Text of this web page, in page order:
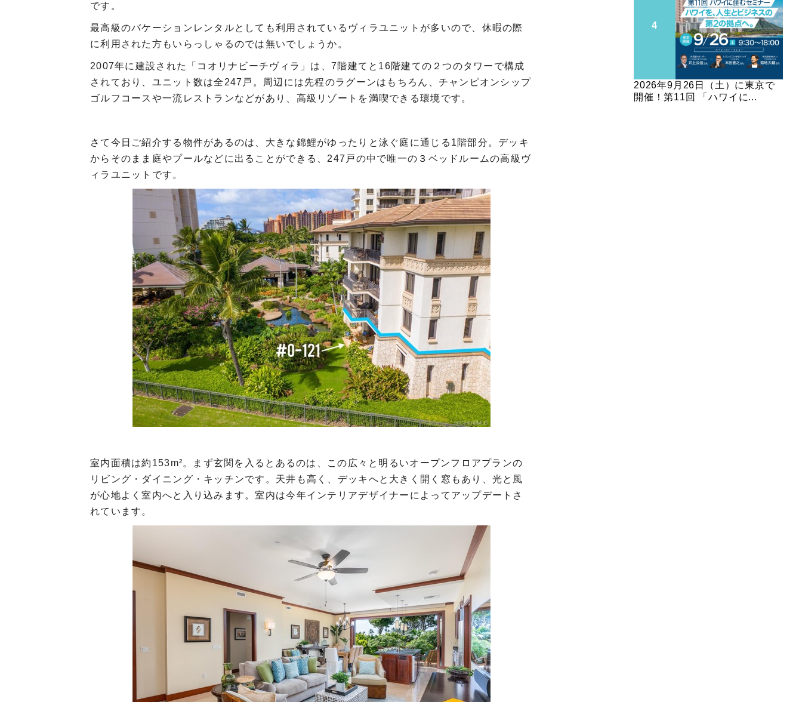
です。
最高級のバケーションレンタルとしても利用されているヴィラユニットが多いので、休暇の際
に利用された方もいらっしゃるのでは無いでしょうか。
2007年に建設された「コオリナビーチヴィラ」は、7階建てと16階建ての２つのタワーで構成
されており、ユニット数は全247戸。周辺には先程のラグーンはもちろん、チャンピオンシップ
ゴルフコースや一流レストランなどがあり、高級リゾートを満喫できる環境です。
さて今日ご紹介する物件があるのは、大きな錦鯉がゆったりと泳ぐ庭に通じる1階部分。デッキ
からそのまま庭やプールなどに出ることができる、247戸の中で唯一の３ベッドルームの高級ヴ
ィラユニットです。
室内面積は約153m²。まず玄関を入るとあるのは、この広々と明るいオープンフロアプランの
リビング・ダイニング・キッチンです。天井も高く、デッキへと大きく開く窓もあり、光と風
が心地よく室内へと入り込みます。室内は今年インテリアデザイナーによってアップデートさ
れています。
2026年9月26日（土）に東京で
開催！第11回 「ハワイに...